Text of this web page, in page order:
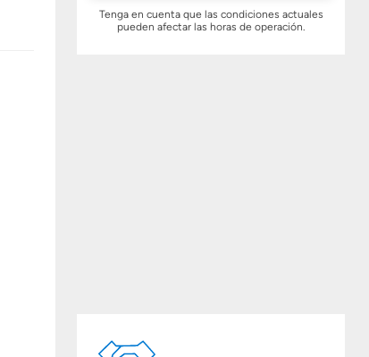
Tenga en cuenta que las condiciones actuales
pueden afectar las horas de operación.